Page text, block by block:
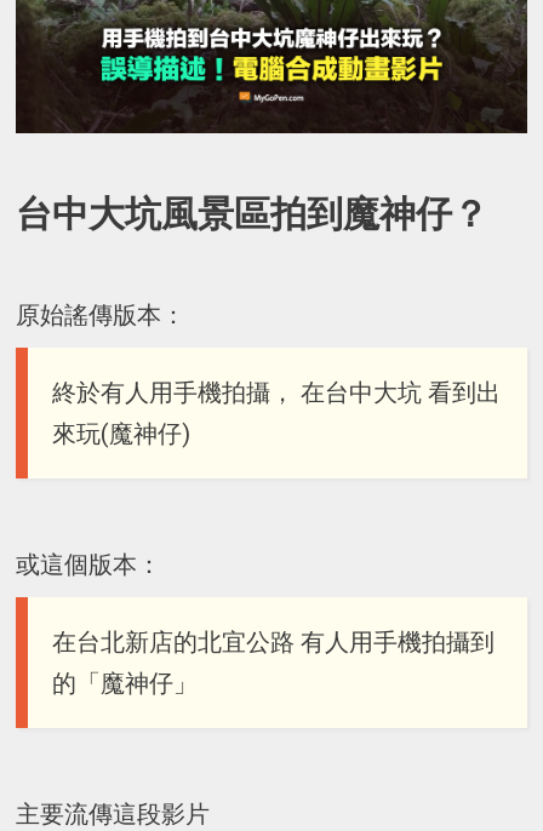
台中大坑風景區拍到魔神仔？
原始謠傳版本：
終於有人用手機拍攝， 在台中大坑 看到出
來玩(魔神仔)
或這個版本：
在台北新店的北宜公路 有人用手機拍攝到
的「魔神仔」
主要流傳這段影片